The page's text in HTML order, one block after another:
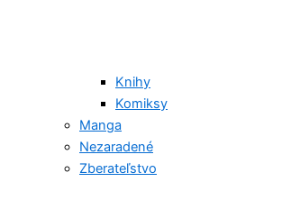
Knihy
Komiksy
Manga
Nezaradené
Zberateľstvo